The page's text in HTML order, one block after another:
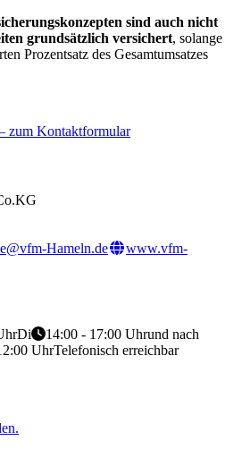
sind auch nicht
grundsätzlich versichert, solange
Prozentsatz des Gesamtumsatzes
zum Kontaktformular
Hameln.de
www.vfm-
Di 14:00 - 17:00 Uhrund nach
UhrTelefonisch erreichbar